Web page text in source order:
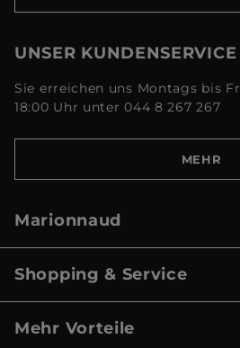
UNSER KUNDENSERVICE
Sie erreichen uns Montags bis
18:00 Uhr unter 044 8 267 267
MEHR
Marionnaud
Shopping & Service
Mehr Vorteile